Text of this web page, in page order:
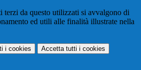
terzi da questo utilizzati si avvalgono di
ed utili alle finalità illustrate nella
i cookies Accetta tutti i cookies